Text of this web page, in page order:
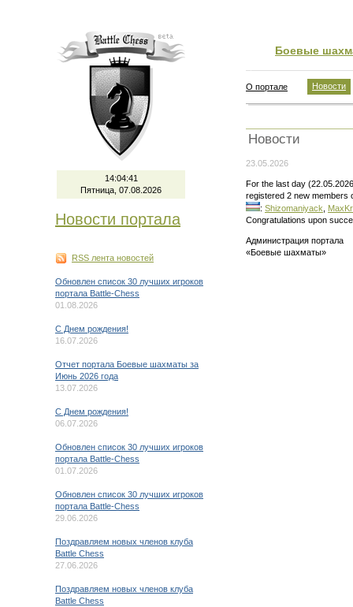
14:04:41
Пятница, 07.08.2026
Новости портала
RSS лента новостей
Обновлен список 30 лучших игроков
портала Battle-Chess
01.08.2026
C Днем рождения!
16.07.2026
Отчет портала Боевые шахматы за
Июнь 2026 года
13.07.2026
C Днем рождения!
06.07.2026
Обновлен список 30 лучших игроков
портала Battle-Chess
01.07.2026
Обновлен список 30 лучших игроков
портала Battle-Chess
29.06.2026
Поздравляем новых членов клуба
Battle Chess
27.06.2026
Поздравляем новых членов клуба
Battle Chess
Боевые
О портале Новости
Новости
23.05.2026
For the last day
registered 2 new members
: Shizomaniyack
Congratulations upon
Администрация портала
«Боевые шахматы»